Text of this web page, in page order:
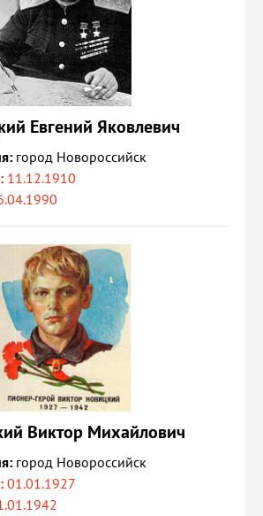
Евгений Яковлевич
город Новороссийск
11.12.1910
Виктор Михайлович
город Новороссийск
01.01.1927